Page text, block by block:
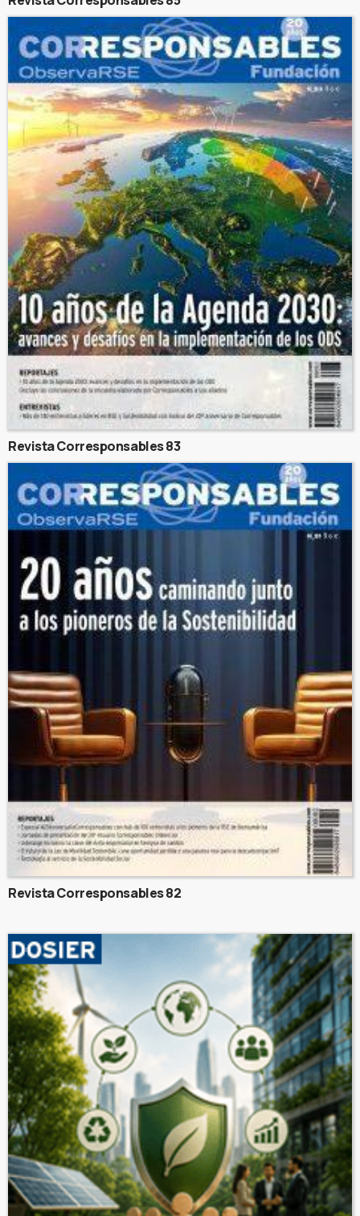
Revista Corresponsables 83
Revista Corresponsables 82